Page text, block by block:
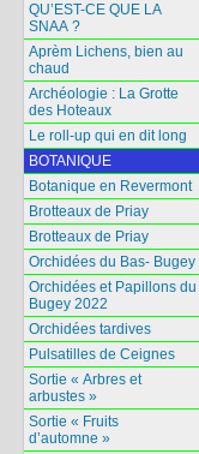
QU’EST-CE QUE LA
SNAA ?
Aprèm Lichens, bien au
chaud
Archéologie : La Grotte
des Hoteaux
Le roll-up qui en dit long
BOTANIQUE
Botanique en Revermont
Brotteaux de Priay
Brotteaux de Priay
Orchidées du Bas- Bugey
Orchidées et Papillons du
Bugey 2022
Orchidées tardives
Pulsatilles de Ceignes
Sortie « Arbres et
arbustes »
Sortie « Fruits
d’automne »